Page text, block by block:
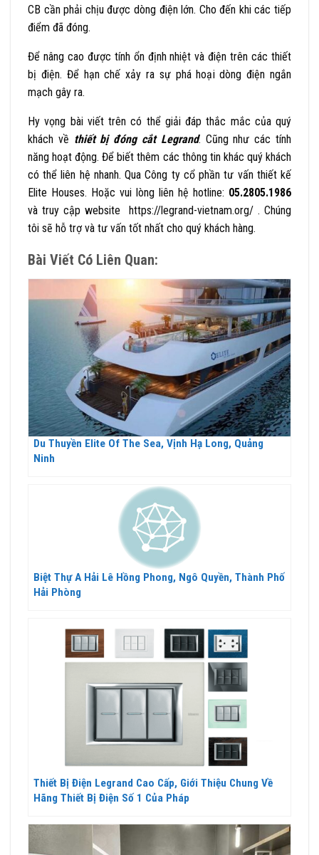
CB cần phải chịu được dòng điện lớn. Cho đến khi các tiếp
điểm đã đóng.
Để nâng cao được tính ổn định nhiệt và điện trên các thiết
bị điện. Để hạn chế xảy ra sự phá hoại dòng điện ngắn
mạch gây ra.
Hy vọng bài viết trên có thể giải đáp thắc mắc của quý
khách về thiết bị đóng cắt Legrand. Cũng như các tính
năng hoạt động. Để biết thêm các thông tin khác quý khách
có thể liên hệ nhanh. Qua Công ty cổ phần tư vấn thiết kế
Elite Houses. Hoặc vui lòng liên hệ hotline: 05.2805.1986
và truy cập website https://legrand-vietnam.org/ . Chúng
tôi sẽ hỗ trợ và tư vấn tốt nhất cho quý khách hàng.
Bài Viết Có Liên Quan:
Du Thuyền Elite Of The Sea, Vịnh Hạ Long, Quảng
Ninh
Biệt Thự A Hải Lê Hồng Phong, Ngô Quyền, Thành Phố
Hải Phòng
Thiết Bị Điện Legrand Cao Cấp, Giới Thiệu Chung Về
Hãng Thiết Bị Điện Số 1 Của Pháp